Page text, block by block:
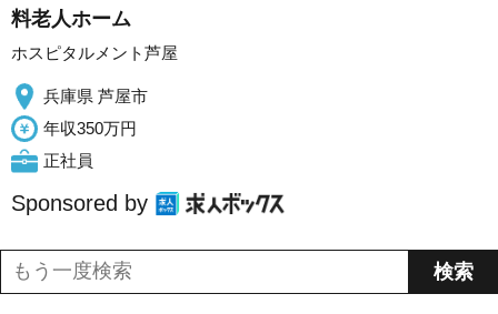
料老人ホーム
ホスピタルメント芦屋
兵庫県 芦屋市
年収350万円
正社員
Sponsored by